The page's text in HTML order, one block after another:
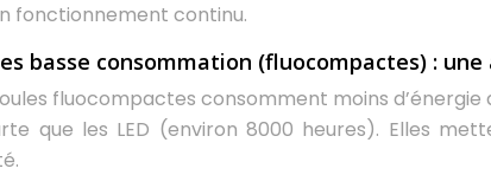
fonctionnement continu.
basse consommation (fluocompactes) :
fluocompactes consomment moins d’énergie
que les LED (environ 8000 heures). Elles